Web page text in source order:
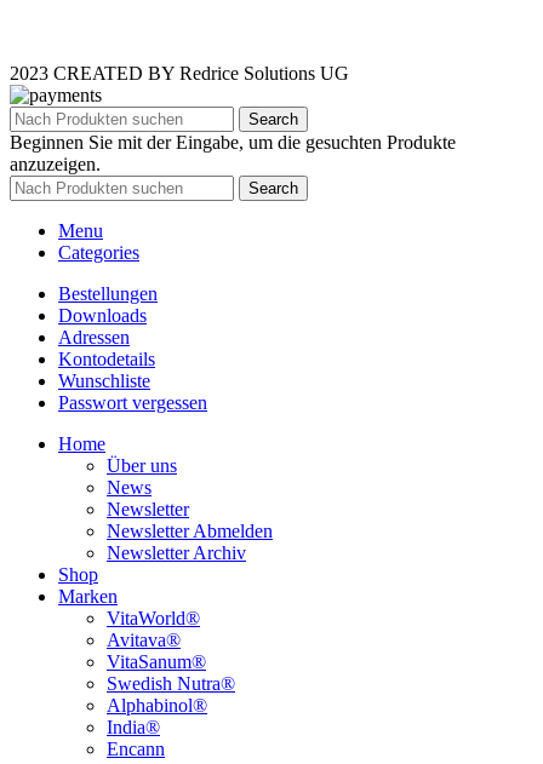
2023 CREATED BY Redrice Solutions UG
Search
Beginnen Sie mit der Eingabe, um die gesuchten Produkte
anzuzeigen.
Search
Menu
Categories
Bestellungen
Downloads
Adressen
Kontodetails
Wunschliste
Passwort vergessen
Home
Über uns
News
Newsletter
Newsletter Abmelden
Newsletter Archiv
Shop
Marken
VitaWorld®
Avitava®
VitaSanum®
Swedish Nutra®
Alphabinol®
India®
Encann